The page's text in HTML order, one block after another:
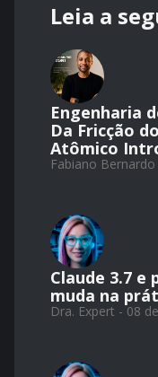
Leia a
Engenharia
Da Fricção
Atômico
Fabiano
Claude 3.7 e
muda na
Dra. Expert - 08